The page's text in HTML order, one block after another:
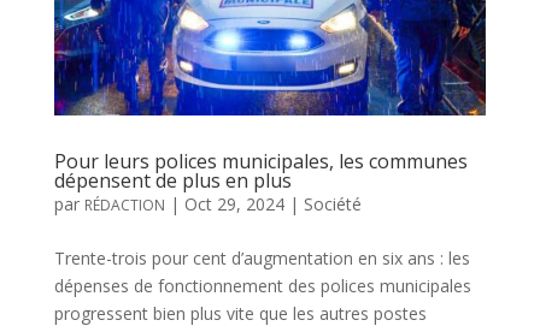
Pour leurs polices municipales, les communes
dépensent de plus en plus
par RÉDACTION | Oct 29, 2024| Société
Trente-trois pour cent d’augmentation en six ans : les
dépenses de fonctionnement des polices municipales
progressent bien plus vite que les autres postes